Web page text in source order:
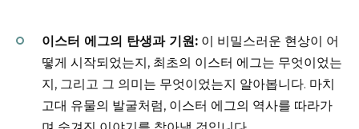
이스터 에그의 탄생과 기원: 이 비밀스러운 현상이 어
떻게 시작되었는지, 최초의 이스터 에그는 무엇이었는
지, 그리고 그 의미는 무엇이었는지 알아봅니다. 마치
고대 유물의 발굴처럼, 이스터 에그의 역사를 따라가